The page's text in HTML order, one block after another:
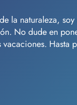
la naturaleza,
No dude en
Hasta